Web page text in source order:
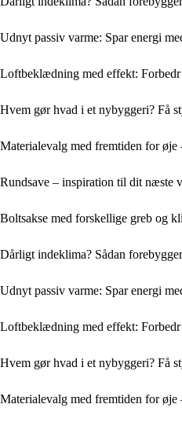
Udnyt passiv varme: Spar energi
Loftbeklædning med effekt:
Hvem gør hvad i et nybyggeri? Få
Materialevalg med fremtiden for
Rundsave – inspiration til dit næste
Boltsakse med forskellige greb og
Dårligt indeklima? Sådan
Udnyt passiv varme: Spar energi
Loftbeklædning med effekt:
Hvem gør hvad i et nybyggeri? Få
Materialevalg med fremtiden for